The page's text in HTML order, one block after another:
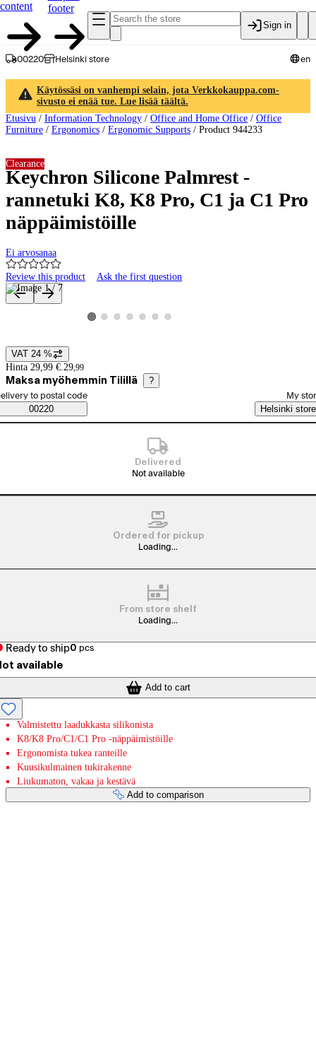
content
footer
Sign in
00220 Helsinki store en
Käytössäsi on vanhempi selain, jota Verkkokauppa.com-
sivusto ei enää tue. Lue lisää täältä.
Etusivu / Information Technology / Office and Home Office / Office
Furniture / Ergonomics / Ergonomic Supports / Product 944233
Keychron Silicone Palmrest -
rannetuki K8, K8 Pro, C1 ja C1 Pro
näppäimistöille
Ei arvosanaa
Review this product Ask the first question
Clearance
Product images and videos
View product image 1
View product image 2
View product image 3
View product image 4
View product image 5
View product image 6
View product image 7
Price details
VAT 24 %
Hinta 29,99 €. 29,99
Maksa myöhemmin Tilillä ?
Saatavuustiedot
order method
to postal code
00220
My
Helsinki store
Delivered
Not available
Ordered for pickup
Loading...
From store shelf
Loading...
Ready to ship0 pcs
available
Add to cart
Valmistettu laadukkasta silikonista
K8/K8 Pro/C1/C1 Pro -näppäimistöille
Ergonomista tukea ranteille
Kuusikulmainen tukirakenne
Liukumaton, vakaa ja kestävä
Add to comparison